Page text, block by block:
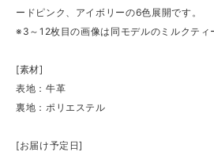
ードピンク、アイボリーの6色展開です。
※3～12枚目の画像は同モデルのミルクティ
[素材]
表地：牛革
裏地：ポリエステル
[お届け予定日]